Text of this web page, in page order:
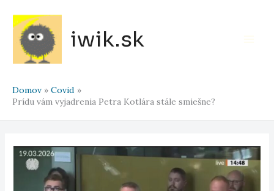
obsah
iwik.sk
Domov
Covid
Prídu vám vyjadrenia Petra Kotlára stále smiešne?